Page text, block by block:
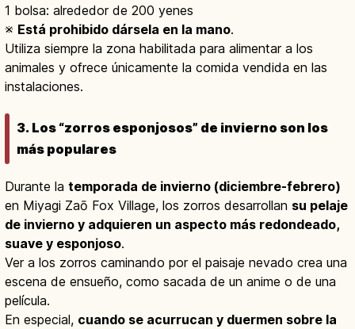
1 bolsa: alrededor de 200 yenes
※ Está prohibido dársela en la mano.
Utiliza siempre la zona habilitada para alimentar a los
animales y ofrece únicamente la comida vendida en las
instalaciones.
3. Los “zorros esponjosos” de invierno son los
más populares
Durante la temporada de invierno (diciembre-febrero)
en Miyagi Zaō Fox Village, los zorros desarrollan su pelaje
de invierno y adquieren un aspecto más redondeado,
suave y esponjoso.
Ver a los zorros caminando por el paisaje nevado crea una
escena de ensueño, como sacada de un anime o de una
película.
En especial, cuando se acurrucan y duermen sobre la